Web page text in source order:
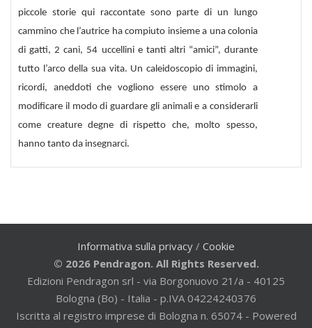
piccole storie qui raccontate sono parte di un lungo
cammino che l’autrice ha compiuto insieme a una colonia
di gatti, 2 cani, 54 uccellini e tanti altri “amici”, durante
tutto l’arco della sua vita. Un caleidoscopio di immagini,
ricordi, aneddoti che vogliono essere uno stimolo a
modificare il modo di guardare gli animali e a considerarli
come creature degne di rispetto che, molto spesso,
hanno tanto da insegnarci.
Informativa sulla privacy / Cookie
© 2026 Pendragon. All Rights Reserved.
Edizioni Pendragon srl - via Borgonuovo 21/a - 40125
Bologna (Bo) - Italia - p.IVA 04224240376
Iscritta al registro imprese di Bologna n. 65074 - Powered